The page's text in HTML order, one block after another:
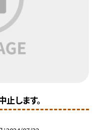
します。